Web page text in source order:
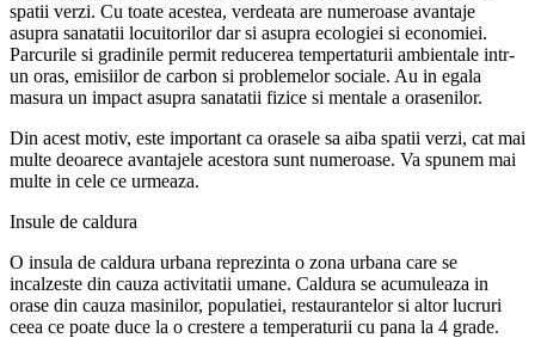
spatii verzi. Cu toate acestea, verdeata are numeroase avantaje
asupra sanatatii locuitorilor dar si asupra ecologiei si economiei.
Parcurile si gradinile permit reducerea tempertaturii ambientale intr-
un oras, emisiilor de carbon si problemelor sociale. Au in egala
masura un impact asupra sanatatii fizice si mentale a orasenilor.
Din acest motiv, este important ca orasele sa aiba spatii verzi, cat mai
multe deoarece avantajele acestora sunt numeroase. Va spunem mai
multe in cele ce urmeaza.
Insule de caldura
O insula de caldura urbana reprezinta o zona urbana care se
incalzeste din cauza activitatii umane. Caldura se acumuleaza in
orase din cauza masinilor, populatiei, restaurantelor si altor lucruri
ceea ce poate duce la o crestere a temperaturii cu pana la 4 grade.